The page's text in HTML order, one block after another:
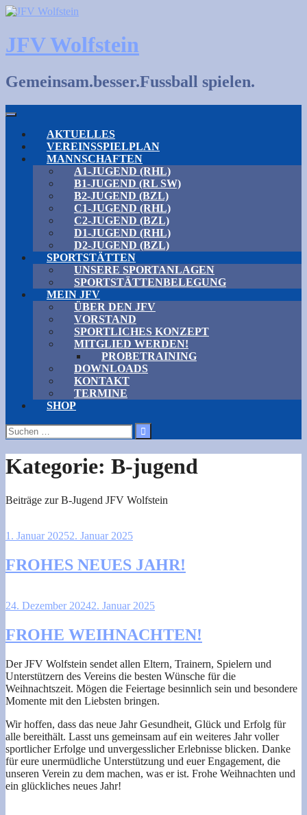
Skip
content
JFV Wolfstein
Gemeinsam.besser.Fussball spielen.
AKTUELLES
VEREINSSPIELPLAN
MANNSCHAFTEN
A1-JUGEND (RHL)
B1-JUGEND (RL SW)
B2-JUGEND (BZL)
C1-JUGEND (RHL)
C2-JUGEND (BZL)
D1-JUGEND (RHL)
D2-JUGEND (BZL)
SPORTSTÄTTEN
UNSERE SPORTANLAGEN
SPORTSTÄTTENBELEGUNG
MEIN JFV
ÜBER DEN JFV
VORSTAND
SPORTLICHES KONZEPT
MITGLIED WERDEN!
PROBETRAINING
DOWNLOADS
KONTAKT
TERMINE
SHOP
Suchen
nach:
Kategorie: B-jugend
Beiträge zur B-Jugend JFV Wolfstein
1. Januar 20252. Januar 2025
FROHES NEUES JAHR!
24. Dezember 20242. Januar 2025
FROHE WEIHNACHTEN!
Der JFV Wolfstein sendet allen Eltern, Trainern, Spielern und
Unterstützern des Vereins die besten Wünsche für die
Weihnachtszeit. Mögen die Feiertage besinnlich sein und besondere
Momente mit den Liebsten bringen.
Wir hoffen, dass das neue Jahr Gesundheit, Glück und Erfolg für
alle bereithält. Lasst uns gemeinsam auf ein weiteres Jahr voller
sportlicher Erfolge und unvergesslicher Erlebnisse blicken. Danke
für eure unermüdliche Unterstützung und euer Engagement, die
unseren Verein zu dem machen, was er ist. Frohe Weihnachten und
ein glückliches neues Jahr!